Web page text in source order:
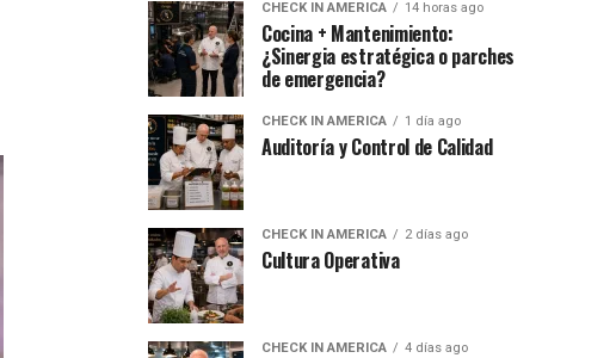
CHECK IN AMERICA 14 horas ago
Cocina + Mantenimiento:
¿Sinergia estratégica o parches
de emergencia?
CHECK IN AMERICA 1 día ago
Auditoría y Control de Calidad
CHECK IN AMERICA 2 días ago
Cultura Operativa
CHECK IN AMERICA 4 días ago